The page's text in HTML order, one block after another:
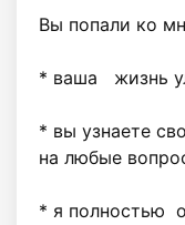
Вы попали ко
* ваша   жизнь
* вы узнаете
на любые
* я полностью